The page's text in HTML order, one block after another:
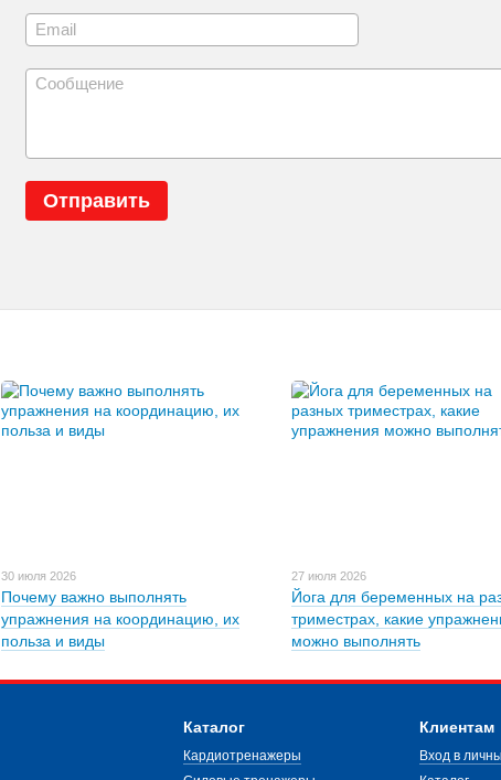
Отправить
30 июля 2026
Почему важно выполнять
упражнения на координацию, их
польза и виды
27 июля 2026
Йога для беременных на
триместрах, какие
можно выполнять
Каталог
Кардиотренажеры
Клиентам
Вход в